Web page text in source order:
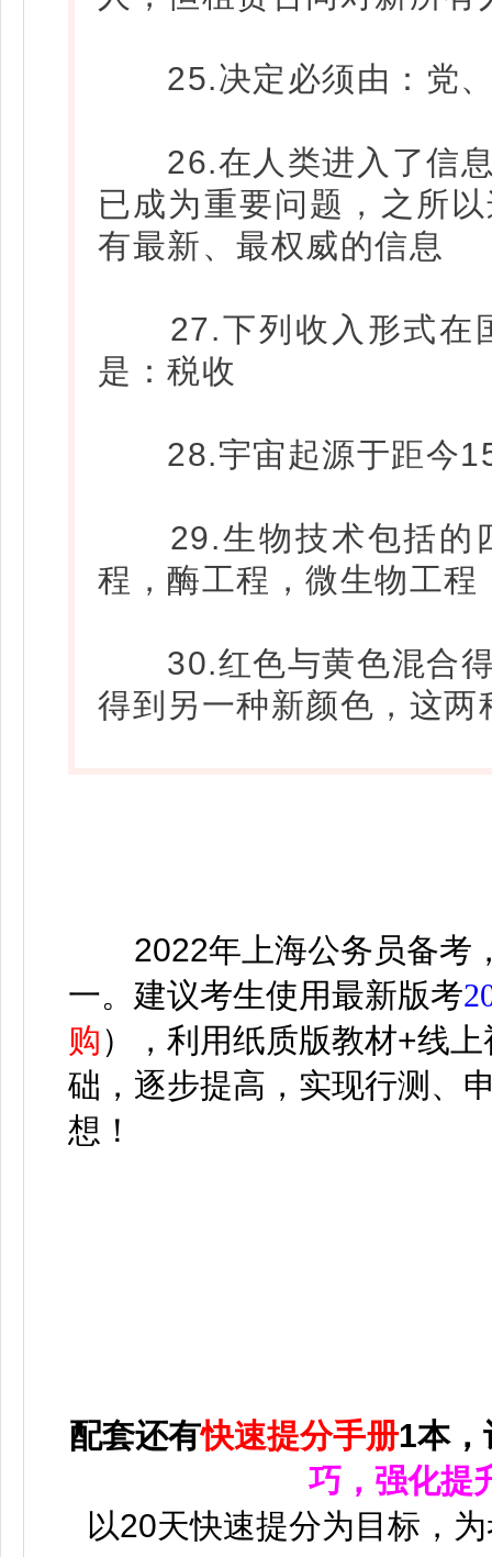
25.决定必须由：党、
26.在人类进入了信息
已成为重要问题，之所
有最新、最权威的信息
27.下列收入形式在
是：税收
28.宇宙起源于距今
29.生物技术包括的
程，酶工程，微生物工程
30.红色与黄色混合得
得到另一种新颜色，这
2022年上海公务员备考
一。建议考生使用最新版考
购）
，利用纸质版教材+线
础，逐步提高，实现行测、
想！
配套还有快速提分手册1本，
巧，强化提
以20天快速提分为目标，